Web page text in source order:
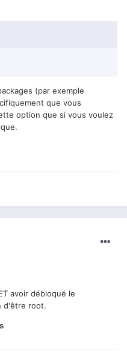
(par exemple
que vous
option que si vous voulez
avoir débloqué le
d'être root.